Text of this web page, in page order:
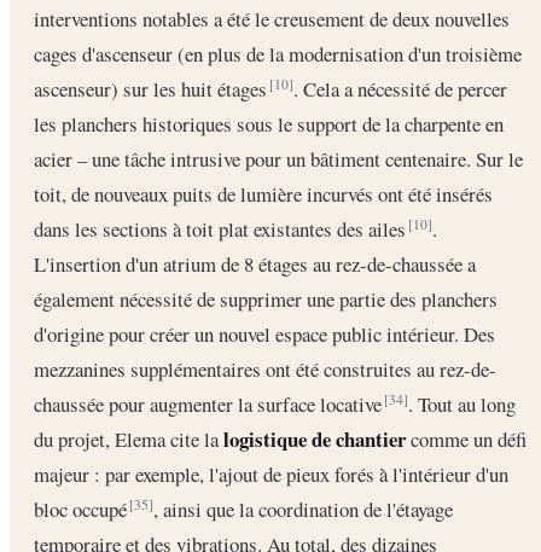
interventions notables a été le creusement de deux nouvelles
cages d'ascenseur (en plus de la modernisation d'un troisième
ascenseur) sur les huit étages[10]. Cela a nécessité de percer
les planchers historiques sous le support de la charpente en
acier – une tâche intrusive pour un bâtiment centenaire. Sur le
toit, de nouveaux puits de lumière incurvés ont été insérés
dans les sections à toit plat existantes des ailes[10].
L'insertion d'un atrium de 8 étages au rez-de-chaussée a
également nécessité de supprimer une partie des planchers
d'origine pour créer un nouvel espace public intérieur. Des
mezzanines supplémentaires ont été construites au rez-de-
chaussée pour augmenter la surface locative[34]. Tout au long
du projet, Elema cite lalogistique de chantiercomme un défi
majeur : par exemple, l'ajout de pieux forés à l'intérieur d'un
bloc occupé[35], ainsi que la coordination de l'étayage
temporaire et des vibrations. Au total, des dizaines